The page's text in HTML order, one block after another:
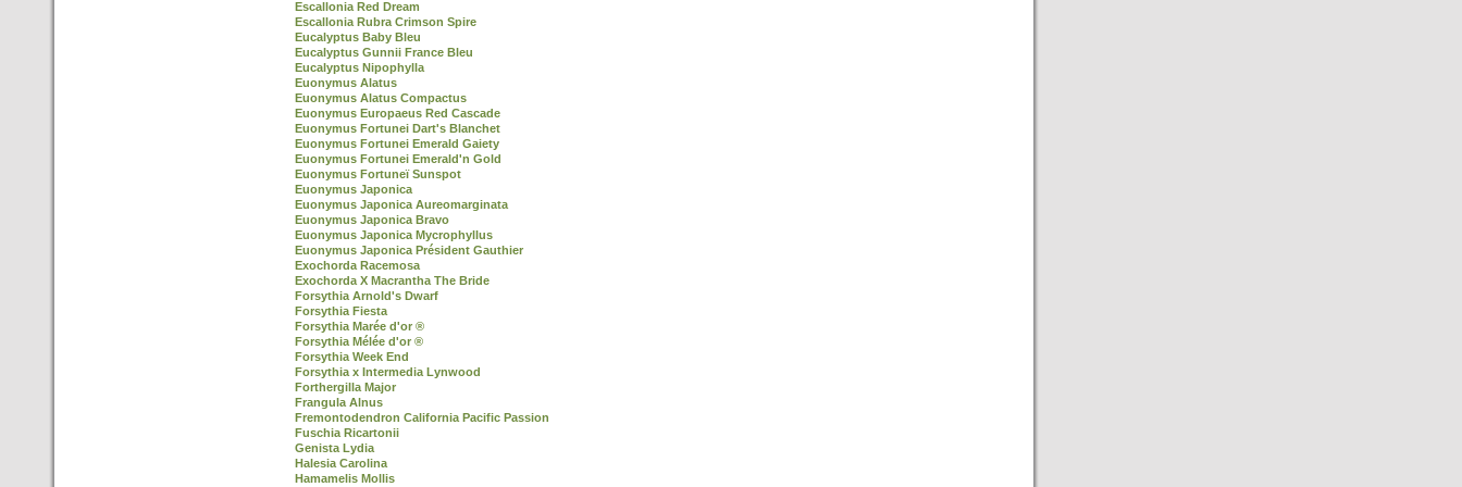
Escallonia Red Dream
Escallonia Rubra Crimson Spire
Eucalyptus Baby Bleu
Eucalyptus Gunnii France Bleu
Eucalyptus Nipophylla
Euonymus Alatus
Euonymus Alatus Compactus
Euonymus Europaeus Red Cascade
Euonymus Fortunei Dart's Blanchet
Euonymus Fortunei Emerald Gaiety
Euonymus Fortunei Emerald'n Gold
Euonymus Fortuneï Sunspot
Euonymus Japonica
Euonymus Japonica Aureomarginata
Euonymus Japonica Bravo
Euonymus Japonica Mycrophyllus
Euonymus Japonica Président Gauthier
Exochorda Racemosa
Exochorda X Macrantha The Bride
Forsythia Arnold's Dwarf
Forsythia Fiesta
Forsythia Marée d'or ®
Forsythia Mélée d'or ®
Forsythia Week End
Forsythia x Intermedia Lynwood
Forthergilla Major
Frangula Alnus
Fremontodendron California Pacific Passion
Fuschia Ricartonii
Genista Lydia
Halesia Carolina
Hamamelis Mollis